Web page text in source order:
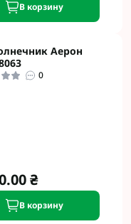
В корзину
Аерон
0
₴
В корзину